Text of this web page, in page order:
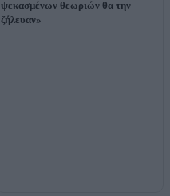
ψεκασμένων θεωριών θα την
ζήλευαν»